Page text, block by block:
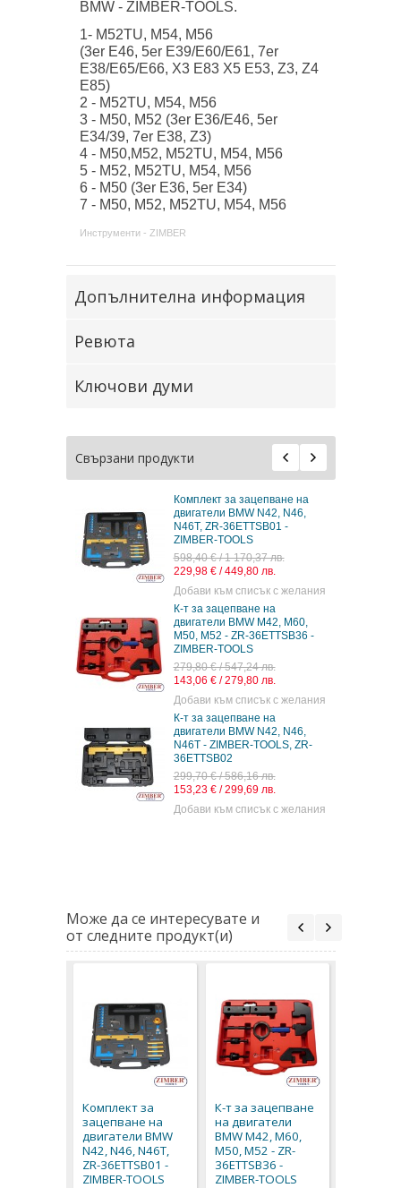
BMW - ZIMBER-TOOLS.
1- M52TU, M54, M56
(3er E46, 5er E39/E60/E61, 7er
E38/E65/E66, X3 E83 X5 E53, Z3, Z4
E85)
2 - M52TU, M54, M56
3 - M50, M52 (3er E36/E46, 5er
E34/39, 7er E38, Z3)
4 - M50,M52, M52TU, M54, M56
5 - M52, M52TU, M54, M56
6 - M50 (3er E36, 5er E34)
7 - M50, M52, M52TU, M54, M56
Инструменти - ZIMBER
Допълнителна информация
Ревюта
Ключови думи
Свързани продукти
Комплект за зацепване на
двигатели BMW N42, N46,
N46T, ZR-36ETTSB01 -
ZIMBER-TOOLS
598,40 € / 1 170,37 лв.
229,98 € / 449,80 лв.
Добави към списък с желания
К-т за зацепване на
двигатели BMW M42, M60,
M50, M52 - ZR-36ETTSB36 -
ZIMBER-TOOLS
279,80 € / 547,24 лв.
143,06 € / 279,80 лв.
Добави към списък с желания
К-т за зацепване на
двигатели BMW N42, N46,
N46T - ZIMBER-TOOLS, ZR-
36ETTSB02
299,70 € / 586,16 лв.
153,23 € / 299,69 лв.
Добави към списък с желания
Може да се интересувате и
от следните продукт(и)
Комплект за
зацепване на
двигатели BMW
N42, N46, N46T,
ZR-36ETTSB01 -
ZIMBER-TOOLS
К-т за зацепване
на двигатели
BMW M42, M60,
M50, M52 - ZR-
36ETTSB36 -
ZIMBER-TOOLS